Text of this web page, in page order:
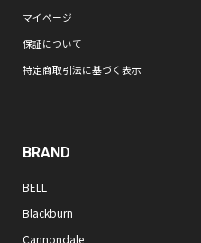
マイページ
保証について
特定商取引法に基づく表示
BRAND
BELL
Blackburn
Cannondale